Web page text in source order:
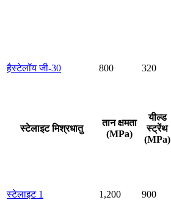
हैस्टेलॉय जी-30 800 320
स्टेलाइट मिश्रधातु
तान क्षमता
(MPa)
यील्ड
स्ट्रेंथ
(MPa)
स्टेलाइट 1 1,200 900